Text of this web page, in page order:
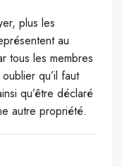
plus les
au
tous les membres
qu’il faut
qu’être déclaré
autre propriété.